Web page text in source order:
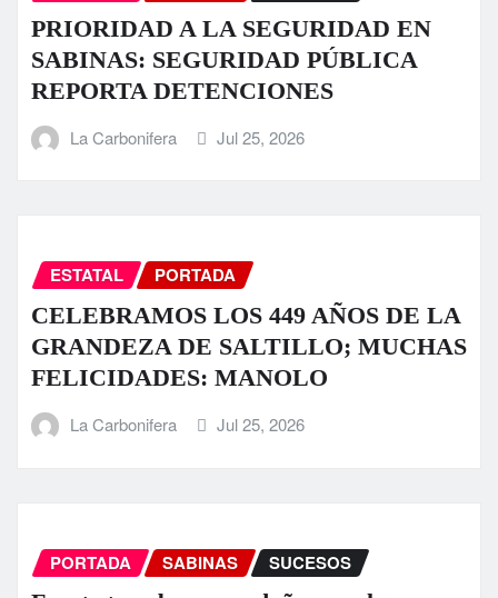
PRIORIDAD A LA SEGURIDAD EN
SABINAS: SEGURIDAD PÚBLICA
REPORTA DETENCIONES
La Carbonifera Jul 25, 2026
ESTATAL PORTADA
CELEBRAMOS LOS 449 AÑOS DE LA
GRANDEZA DE SALTILLO; MUCHAS
FELICIDADES: MANOLO
La Carbonifera Jul 25, 2026
PORTADA SABINAS SUCESOS